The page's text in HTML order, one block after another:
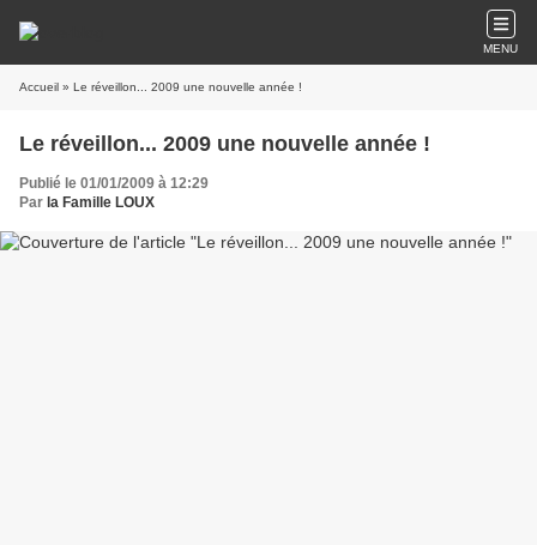
MENU
Accueil » Le réveillon... 2009 une nouvelle année !
Le réveillon... 2009 une nouvelle année !
Publié le 01/01/2009 à 12:29
Par la Famille LOUX